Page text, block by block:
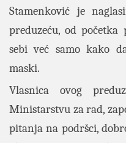
Stamenković je
preduzeću, od
sebi već samo kako
maski.
Vlasnica ovog
Ministarstvu za rad,
pitanja na podršci,